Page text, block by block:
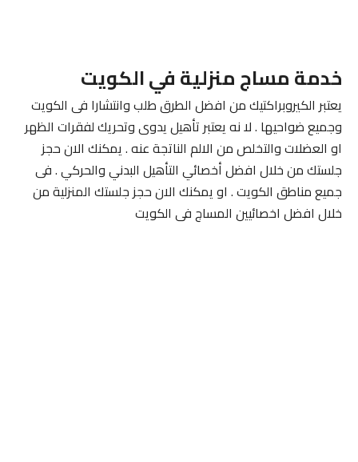
خدمة مساج منزلية في الكويت
يعتبر الكيروبراكتيك من افضل الطرق طلب وانتشارا فى الكويت
وجميع ضواحيها . لا نه يعتبر تأهيل يدوى وتحريك لفقرات الظهر
او العضلات والتخلص من الالم الناتجة عنه . يمكنك الان حجز
جلستك من خلال افضل أخصائي التأهيل البدني والحركي . فى
جميع مناطق الكويت . او يمكنك الان حجز جلستك المنزلية من
خلال افضل اخصائيين المساج فى الكويت